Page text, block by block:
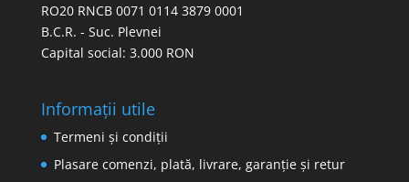
RO20 RNCB 0071 0114 3879 0001
B.C.R. - Suc. Plevnei
Capital social: 3.000 RON
Informații utile
Termeni și condiții
Plasare comenzi, plată, livrare, garanție și retur